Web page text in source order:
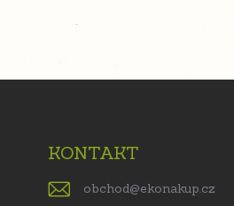
KONTAKT
obchod@ekonakup.cz